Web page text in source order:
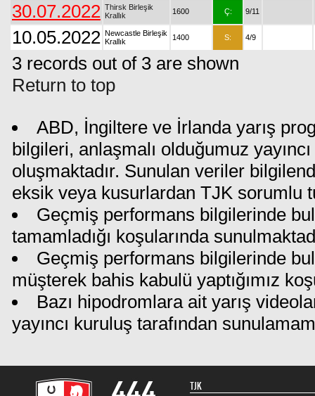
30.07.2022 Thirsk Birleşik
Krallık
1600 Ç: 9/11
10.05.2022 Newcastle Birleşik
Krallık
1400 S: 4/9
3 records out of 3 are shown
Return to top
ABD, İngiltere ve İrlanda yarış
bilgileri, anlaşmalı olduğumuz
oluşmaktadır. Sunulan veriler
eksik veya kusurlardan TJK sorumlu
Geçmiş performans bilgilerinde
tamamladığı koşularında
Geçmiş performans bilgilerinde
müşterek bahis kabulü yaptığımız
Bazı hipodromlara ait yarış
yayıncı kuruluş tarafından
TJK